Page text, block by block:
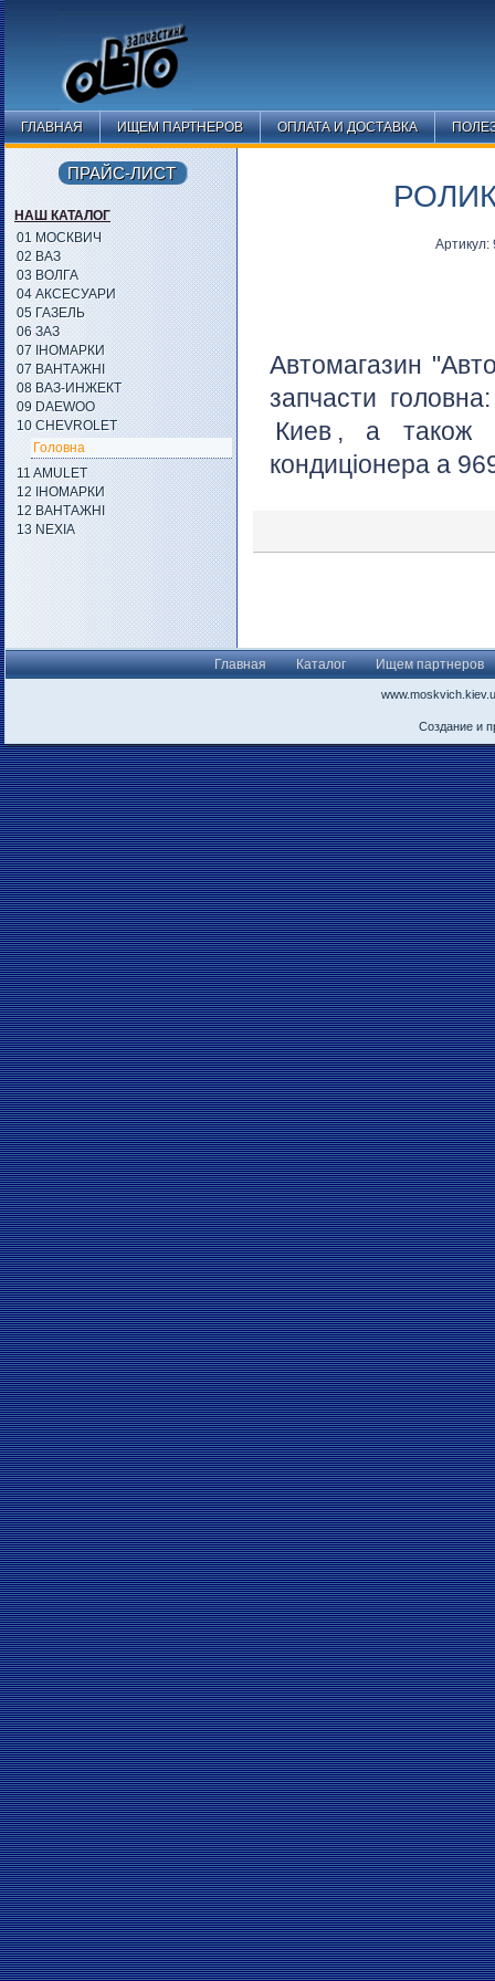
ГЛАВНАЯ ИЩЕМ ПАРТНЕРОВ ОПЛАТА И ДОСТАВКА
Автомагазин
запчасти
Киев , а також
кондиціонера а
ПРАЙС-ЛИСТ
НАШ КАТАЛОГ
01 МОСКВИЧ
02 ВАЗ
03 ВОЛГА
04 АКСЕСУАРИ
05 ГАЗЕЛЬ
06 ЗАЗ
07 ІНОМАРКИ
07 ВАНТАЖНІ
08 ВАЗ-ИНЖЕКТ
09 DAEWOO
10 CHEVROLET
Головна
11 AMULET
12 ІНОМАРКИ
12 ВАНТАЖНІ
13 NEXIA
Главная Каталог Ищем партнеров
Создание и